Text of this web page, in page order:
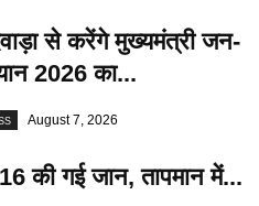
से करेंगे मुख्यमंत्री जन-
2026 का...
August 7, 2026
की गई जान, तापमान में...